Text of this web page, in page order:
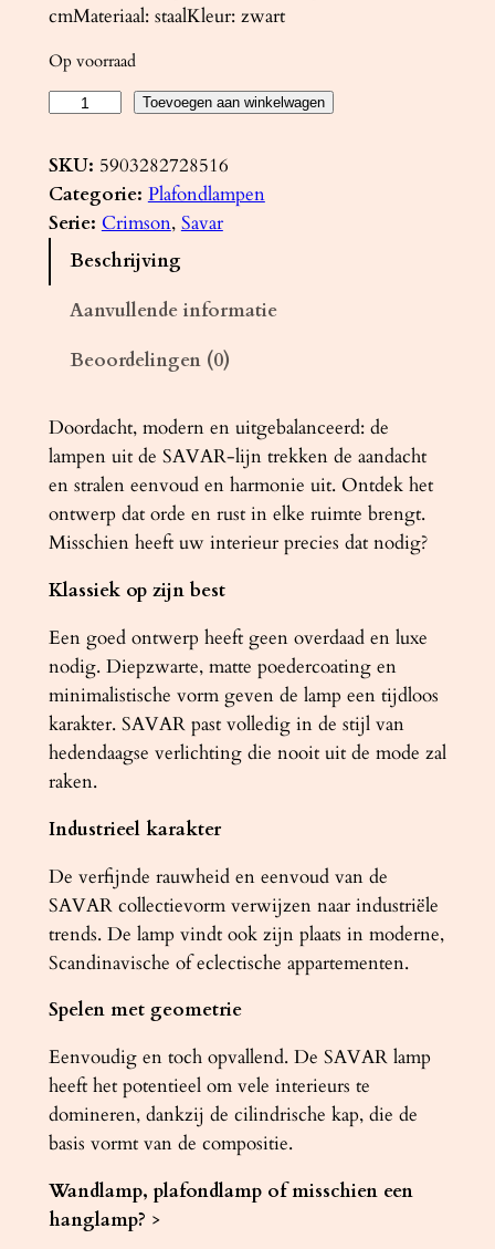
cmMateriaal: staalKleur: zwart
Op voorraad
a
f
o
S
A
V
A
R
z
a
r
t
a
a
n
t
l
Toevoegen aan winkelwagen
SKU: 5903282728516
Categorie: Plafondlampen
Serie: Crimson, Savar
Beschrijving
Aanvullende informatie
Beoordelingen (0)
Doordacht, modern en uitgebalanceerd: de
lampen uit de SAVAR-lijn trekken de aandacht
en stralen eenvoud en harmonie uit. Ontdek het
ontwerp dat orde en rust in elke ruimte brengt.
Misschien heeft uw interieur precies dat nodig?
Klassiek op zijn best
Een goed ontwerp heeft geen overdaad en luxe
nodig. Diepzwarte, matte poedercoating en
minimalistische vorm geven de lamp een tijdloos
karakter. SAVAR past volledig in de stijl van
hedendaagse verlichting die nooit uit de mode zal
raken.
Industrieel karakter
De verfijnde rauwheid en eenvoud van de
SAVAR collectievorm verwijzen naar industriële
trends. De lamp vindt ook zijn plaats in moderne,
Scandinavische of eclectische appartementen.
Spelen met geometrie
Eenvoudig en toch opvallend. De SAVAR lamp
heeft het potentieel om vele interieurs te
domineren, dankzij de cilindrische kap, die de
basis vormt van de compositie.
Wandlamp, plafondlamp of misschien een
hanglamp? >